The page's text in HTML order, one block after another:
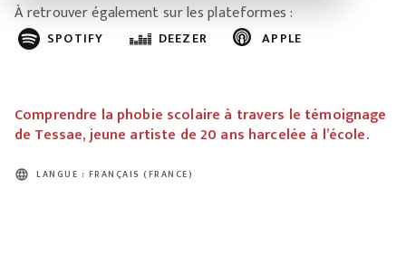
À retrouver également sur les plateformes :
SPOTIFY DEEZER APPLE
Comprendre la phobie scolaire à travers le témoignage
de Tessae, jeune artiste de 20 ans harcelée à l’école.
language LANGUE : FRANÇAIS (FRANCE)